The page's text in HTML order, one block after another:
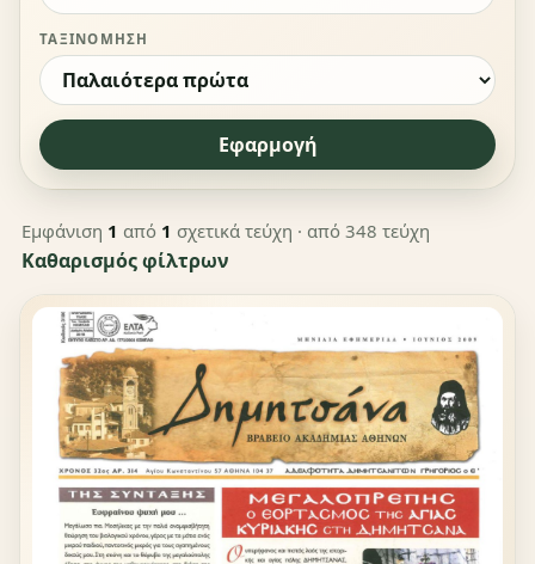
ΤΑΞΙΝΌΜΗΣΗ
Εφαρμογή
Εμφάνιση 1 από 1 σχετικά τεύχη · από 348 τεύχη
Καθαρισμός φίλτρων